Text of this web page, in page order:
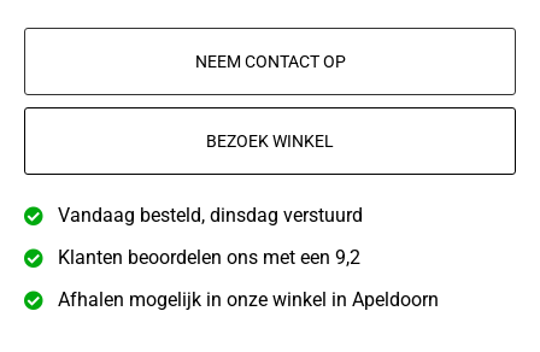
NEEM CONTACT OP
BEZOEK WINKEL
Vandaag besteld, dinsdag verstuurd
Klanten beoordelen ons met een 9,2
Afhalen mogelijk in onze winkel in Apeldoorn